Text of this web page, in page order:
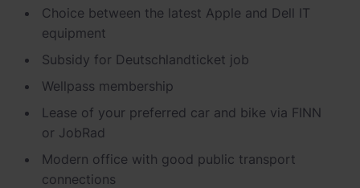
Choice between the latest Apple and Dell IT
equipment
Subsidy for Deutschlandticket job
Wellpass membership
Lease of your preferred car and bike via FINN
or JobRad
Modern office with good public transport
connections